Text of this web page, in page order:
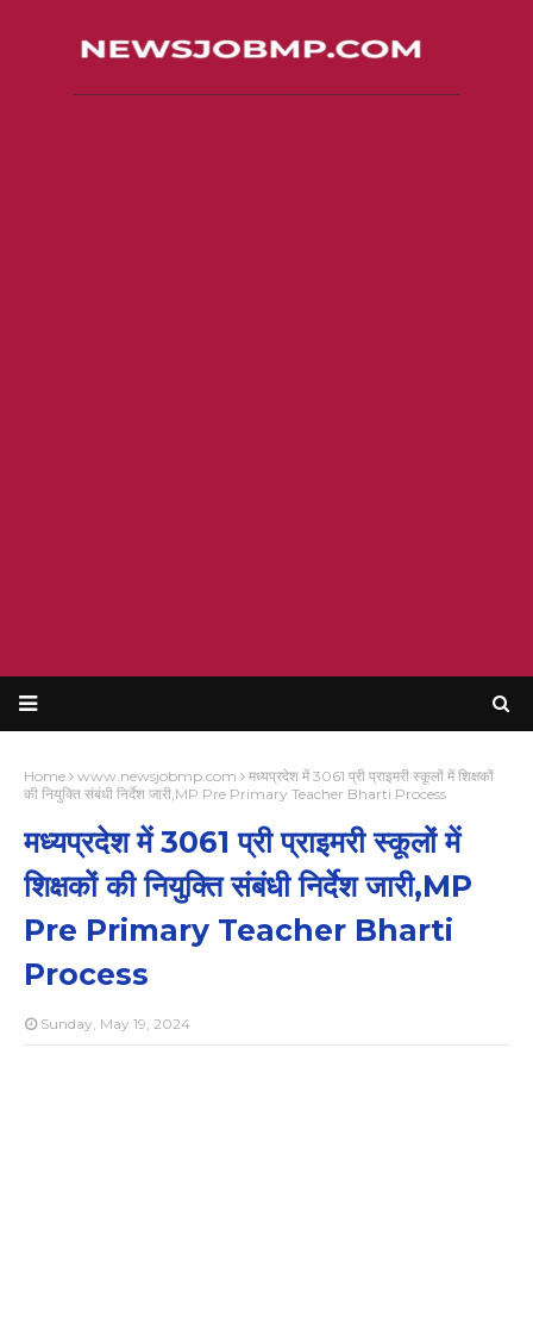
Home www.newsjobmp.com
मध्यप्रदेश में 3061 प्री प्राइमरी स्कूलों में शिक्षकों
की नियुक्ति संबंधी निर्देश जारी,MP Pre Primary Teacher Bharti Process
मध्यप्रदेश में 3061 प्री प्राइमरी स्कूलों में
शिक्षकों की नियुक्ति संबंधी निर्देश जारी,MP
Pre Primary Teacher Bharti
Process
Sunday, May 19, 2024